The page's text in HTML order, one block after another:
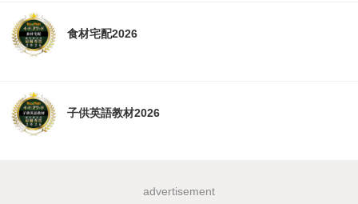
食材宅配2026
子供英語教材2026
advertisement